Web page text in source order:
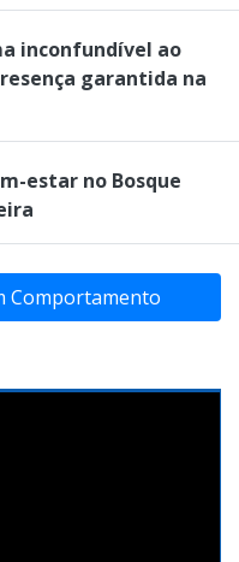
inconfundível ao
garantida na
estar no Bosque
Comportamento